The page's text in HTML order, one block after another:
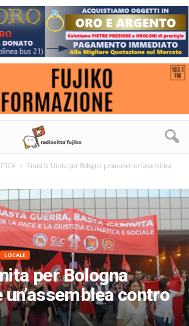
Sinistra Unita per Bologna promuove un’assemblea
LOCALE
per Bologna
contro